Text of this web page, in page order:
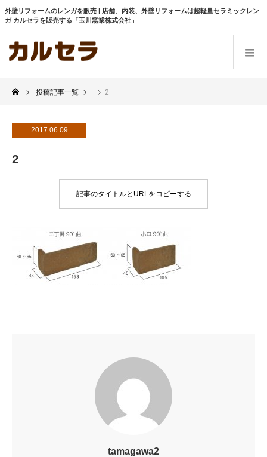
外壁リフォームのレンガを販売 | 店舗、内装、外壁リフォームは超軽量セラミックレン
ガ カルセラを販売する「玉川窯業株式会社」
投稿記事一覧 2
2017.06.09
2
記事のタイトルとURLをコピーする
tamagawa2